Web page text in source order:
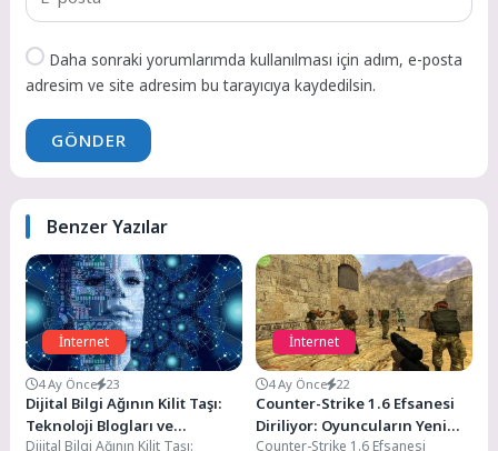
Daha sonraki yorumlarımda kullanılması için adım, e-posta
adresim ve site adresim bu tarayıcıya kaydedilsin.
GÖNDER
Benzer Yazılar
İnternet
4 Ay Önce 23
Dijital Bilgi Ağının Kilit Taşı:
Teknoloji Blogları ve
Dijital Bilgi Ağının Kilit Taşı:
İnternet
4 Ay Önce 22
Counter-Strike 1.6 Efsanesi
Diriliyor: Oyuncuların Yeni
Counter-Strike 1.6 Efsanesi